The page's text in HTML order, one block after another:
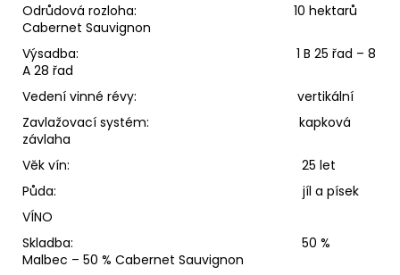
Odrůdová rozloha: 10 hektarů
Cabernet Sauvignon
Výsadba: 1 B 25 řad – 8
A 28 řad
Vedení vinné révy: vertikální
Zavlažovací systém: kapková
závlaha
Věk vín: 25 let
Půda: jíl a písek
VÍNO
Skladba: 50 %
Malbec – 50 % Cabernet Sauvignon